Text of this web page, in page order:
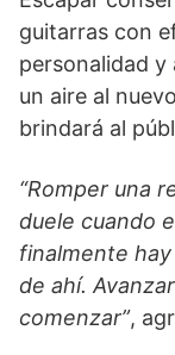
guitarras con
personalidad y
un aire al
brindará al
“Romper una
duele cuando
finalmente
de ahí.
comenzar”,